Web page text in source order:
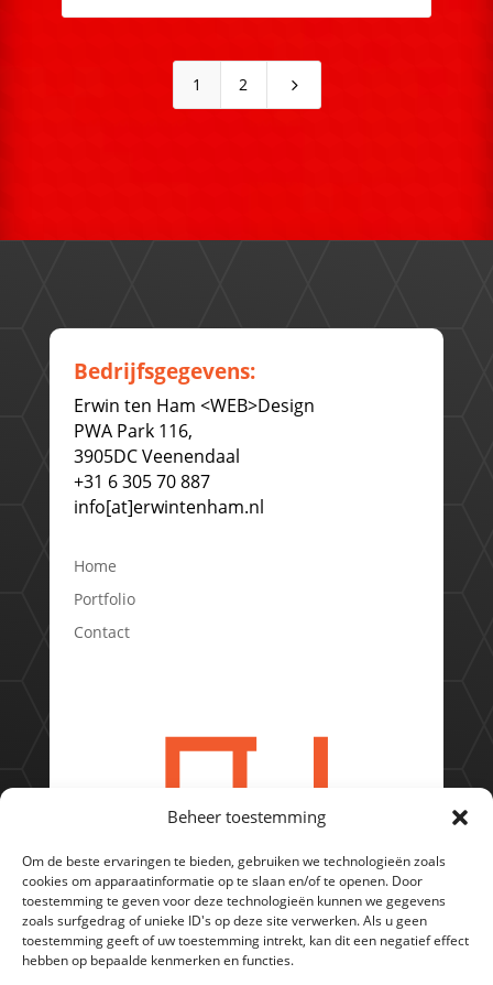
Beheer toestemming
Om de beste ervaringen te bieden, gebruiken we technologieën zoals
cookies om apparaatinformatie op te slaan en/of te openen. Door
toestemming te geven voor deze technologieën kunnen we gegevens
zoals surfgedrag of unieke ID's op deze site verwerken. Als u geen
toestemming geeft of uw toestemming intrekt, kan dit een negatief effect
hebben op bepaalde kenmerken en functies.
1 2 5
Bedrijfsgegevens:
Erwin ten Ham <WEB>Design
PWA Park 116,
3905DC Veenendaal
+31 6 305 70 887
info[at]erwintenham.nl
Home
Portfolio
Contact